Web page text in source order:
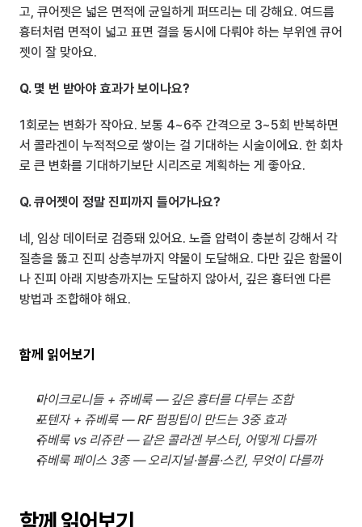
고, 큐어젯은 넓은 면적에 균일하게 퍼뜨리는 데 강해요. 여드름
흉터처럼 면적이 넓고 표면 결을 동시에 다뤄야 하는 부위엔 큐어
젯이 잘 맞아요.
Q. 몇 번 받아야 효과가 보이나요?
1회로는 변화가 작아요. 보통 4~6주 간격으로 3~5회 반복하면
서 콜라겐이 누적적으로 쌓이는 걸 기대하는 시술이에요. 한 회차
로 큰 변화를 기대하기보단 시리즈로 계획하는 게 좋아요.
Q. 큐어젯이 정말 진피까지 들어가나요?
네, 임상 데이터로 검증돼 있어요. 노즐 압력이 충분히 강해서 각
질층을 뚫고 진피 상층부까지 약물이 도달해요. 다만 깊은 함몰이
나 진피 아래 지방층까지는 도달하지 않아서, 깊은 흉터엔 다른
방법과 조합해야 해요.
함께 읽어보기
마이크로니들 + 쥬베룩 — 깊은 흉터를 다루는 조합
포텐자 + 쥬베룩 — RF 펌핑팁이 만드는 3중 효과
쥬베룩 vs 리쥬란 — 같은 콜라겐 부스터, 어떻게 다를까
쥬베룩 페이스 3종 — 오리지널·볼륨·스킨, 무엇이 다를까
함께 읽어보기